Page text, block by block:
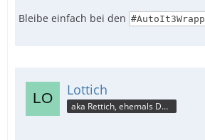
Bleibe einfach bei den
Lottich
aka Rettich, ehemals DAU